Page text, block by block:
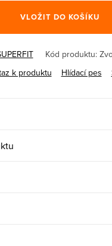
VLOŽIT DO KOŠÍKU
Kód produktu:
k produktu
Hlídací pes